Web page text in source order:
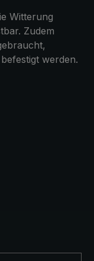
Witterung
Zudem
werden.